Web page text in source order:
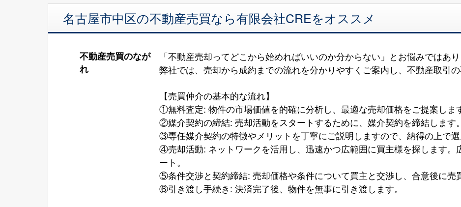
名古屋市中区の不動産売買なら有限会社CREをオススメ
不動産売買のなが
れ
「不動産売却ってどこから始めればいいのか分からない」とお悩みではあ
弊社では、売却から成約までの流れを分かりやすくご案内し、不動産取引の
【売買仲介の基本的な流れ】
①無料査定: 物件の市場価値を的確に分析し、最適な売却価格をご提案しま
②媒介契約の締結: 売却活動をスタートするために、媒介契約を締結します
③専任媒介契約の特徴やメリットを丁寧にご説明しますので、納得の上で選
④売却活動: ネットワークを活用し、迅速かつ広範囲に買主様を探します。
ート。
⑤条件交渉と契約締結: 売却価格や条件について買主と交渉し、合意後に売
⑥引き渡し手続き: 決済完了後、物件を無事に引き渡します。